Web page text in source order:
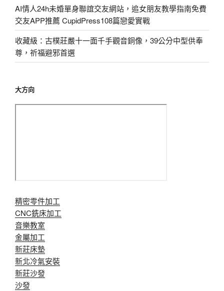
AI情人24h未婚單身聯誼交友網站，追女朋友教學指南免費
交友APP推薦 CupidPress108篇戀愛實戰
收藏級：古樸莊嚴十一面千手觀音銅像，39公分中型供奉
尊，祈福避邪首選
大方向
精密零件加工
CNC銑床加工
音樂教室
金屬加工
新莊床墊
新北冷氣安裝
新莊沙發
沙發